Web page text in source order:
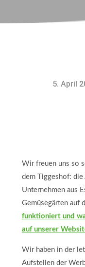
5. April
Wir freuen uns so
dem Tiggeshof: die
Unternehmen aus
Gemüsegärten auf
funktioniert und
auf unserer
Wir haben in der
Aufstellen der